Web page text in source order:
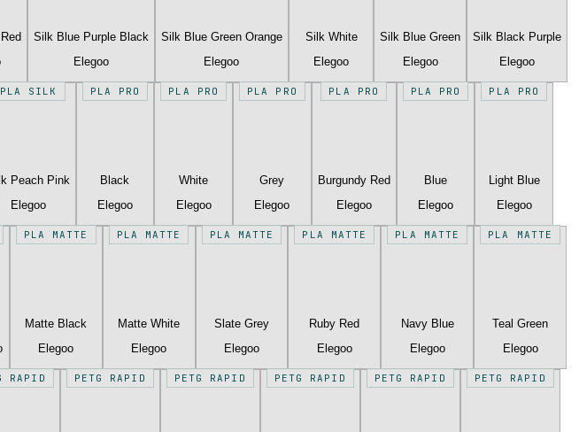
Silk Blue Purple Black
Elegoo
Silk Blue Green Orange
Elegoo
Silk White
Elegoo
Silk Blue Green
Elegoo
Silk Black Purple
Elegoo
PLA SILK
Peach Pink
Elegoo
PLA PRO
Black
Elegoo
PLA PRO
White
Elegoo
PLA PRO
Grey
Elegoo
PLA PRO
Burgundy Red
Elegoo
PLA PRO
Blue
Elegoo
PLA PRO
Light Blue
Elegoo
PLA MATTE
Matte Black
Elegoo
PLA MATTE
Matte White
Elegoo
PLA MATTE
Slate Grey
Elegoo
PLA MATTE
Ruby Red
Elegoo
PLA MATTE
Navy Blue
Elegoo
PLA MATTE
Teal Green
Elegoo
RAPID PETG RAPID PETG RAPID PETG RAPID PETG RAPID PETG RAPID